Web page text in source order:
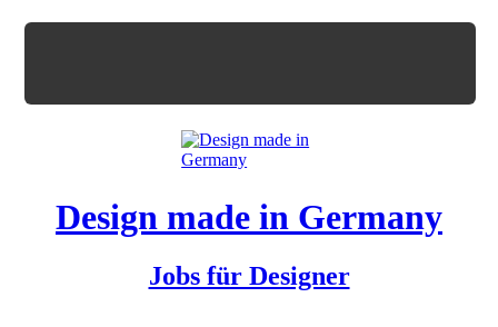
Design made in Germany
Jobs für Designer